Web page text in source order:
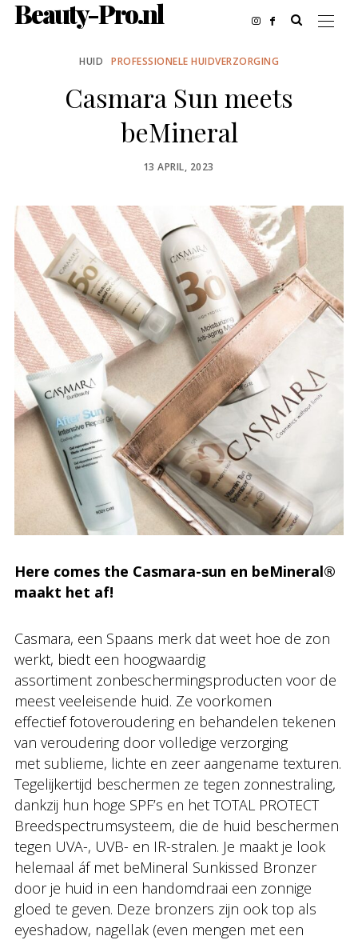
Beauty-Pro.nl
HUID PROFESSIONELE HUIDVERZORGING
Casmara Sun meets
beMineral
POSTED
13 APRIL, 2023
Here comes the Casmara-sun en beMineral®
maakt het af!
Casmara, een Spaans merk dat weet hoe de zon
werkt, biedt een hoogwaardig
assortiment zonbeschermingsproducten voor de
meest veeleisende huid. Ze voorkomen
effectief fotoveroudering en behandelen tekenen
van veroudering door volledige verzorging
met sublieme, lichte en zeer aangename texturen.
Tegelijkertijd beschermen ze tegen zonnestraling,
dankzij hun hoge SPF’s en het TOTAL PROTECT
Breedspectrumsysteem, die de huid beschermen
tegen UVA-, UVB- en IR-stralen. Je maakt je look
helemaal áf met beMineral Sunkissed Bronzer
door je huid in een handomdraai een zonnige
gloed te geven. Deze bronzers zijn ook top als
eyeshadow, nagellak (even mengen met een